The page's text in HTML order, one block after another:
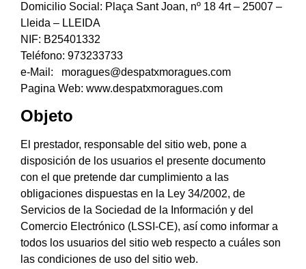
Domicilio Social: Plaça Sant Joan, nº 18 4rt – 25007 –
Lleida – LLEIDA
NIF: B25401332
Teléfono: 973233733
e-Mail: moragues@despatxmoragues.com
Pagina Web: www.despatxmoragues.com
Objeto
El prestador, responsable del sitio web, pone a
disposición de los usuarios el presente documento
con el que pretende dar cumplimiento a las
obligaciones dispuestas en la Ley 34/2002, de
Servicios de la Sociedad de la Información y del
Comercio Electrónico (LSSI-CE), así como informar a
todos los usuarios del sitio web respecto a cuáles son
las condiciones de uso del sitio web.